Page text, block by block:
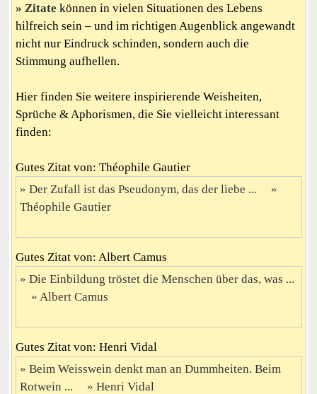
Zitate können in vielen Situationen des Lebens
hilfreich sein – und im richtigen Augenblick angewandt
nicht nur Eindruck schinden, sondern auch die
Stimmung aufhellen.
Hier finden Sie weitere inspirierende Weisheiten,
Sprüche & Aphorismen, die Sie vielleicht interessant
finden:
Gutes Zitat von: Théophile Gautier
Der Zufall ist das Pseudonym, das der liebe ...
Théophile Gautier
Gutes Zitat von: Albert Camus
Die Einbildung tröstet die Menschen über das, was ...
Albert Camus
Gutes Zitat von: Henri Vidal
Beim Weisswein denkt man an Dummheiten. Beim
Rotwein ...
Henri Vidal